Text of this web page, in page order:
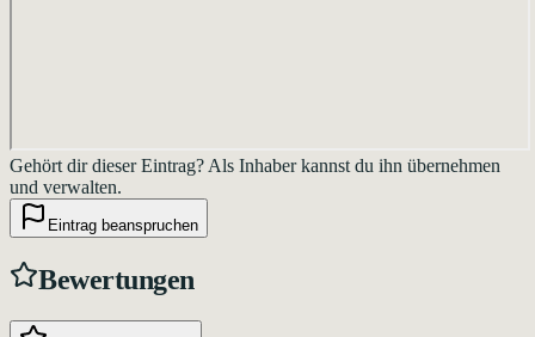
Gehört dir dieser Eintrag? Als Inhaber kannst du ihn übernehmen
und verwalten.
Eintrag beanspruchen
Bewertungen